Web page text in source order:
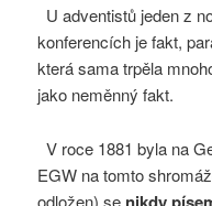
U adventistů jeden z
konferencích je fakt,
která sama trpěla
jako neměnný fakt.
V roce 1881 byla na
EGW na tomto
odložen) se